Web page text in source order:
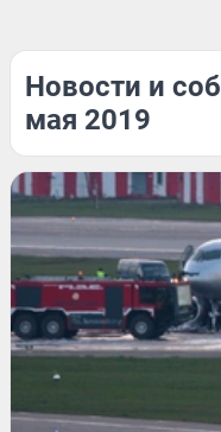
Новости и
мая 2019